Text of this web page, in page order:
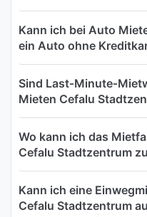
Kann ich bei Auto
ein Auto ohne
Sind
Mieten Cefalu
Wo kann ich das
Cefalu Stadtzentrum
Kann ich eine
Cefalu Stadtzentrum